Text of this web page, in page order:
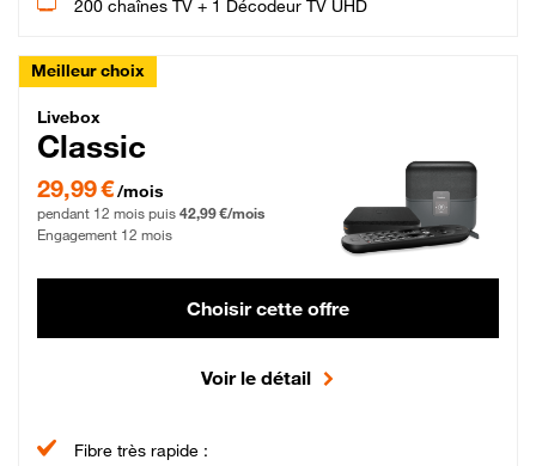
200 chaînes TV + 1 Décodeur TV UHD
Meilleur choix
Livebox Classic Fibre
Livebox
Classic
29,99 € par mois pendant 12 mois puis 42,99 € par mois, Engagement 12 mois
29,99 €/mois
pendant 12 mois puis 42,99 €/mois
Engagement 12 mois
Choisir cette offre
Voir le détail
Fibre très rapide :